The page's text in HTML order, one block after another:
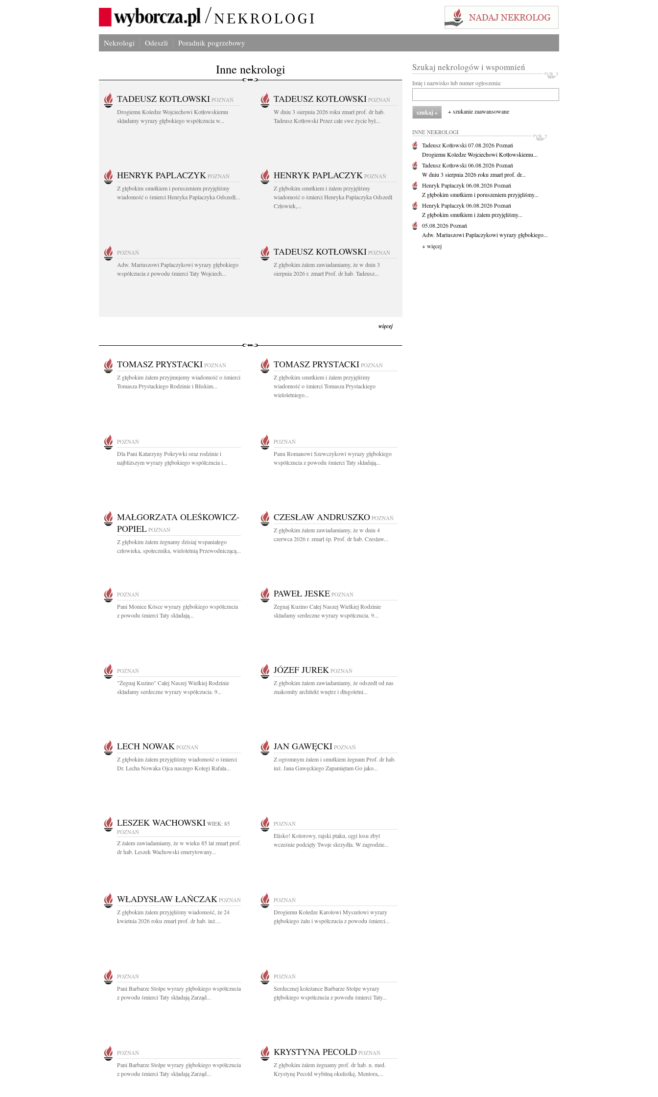
Nekrologi Odeszli Poradnik pogrzebowy
Inne nekrologi
TADEUSZ KOTŁOWSKI POZNAŃ
Drogiemu Koledze Wojciechowi Kotłowskiemu
składamy wyrazy głębokiego współczucia w...
TADEUSZ KOTŁOWSKI POZNAŃ
W dniu 3 sierpnia 2026 roku zmarł prof. dr hab.
Tadeusz Kotłowski Przez całe swe życie był...
HENRYK PAPLACZYK POZNAŃ
Z głębokim smutkiem i poruszeniem przyjęliśmy
wiadomość o śmierci Henryka Paplaczyka Odszedł...
HENRYK PAPLACZYK POZNAŃ
Z głębokim smutkiem i żalem przyjęliśmy
wiadomość o śmierci Henryka Paplaczyka Odszedł
Człowiek,...
POZNAŃ
Adw. Mariuszowi Paplaczykowi wyrazy głębokiego
współczucia z powodu śmierci Taty Wojciech...
TADEUSZ KOTŁOWSKI POZNAŃ
Z głębokim żalem zawiadamiamy, że w dniu 3
sierpnia 2026 r. zmarł Prof. dr hab. Tadeusz...
więcej
TOMASZ PRYSTACKI POZNAŃ
Z głębokim żalem przyjmujemy wiadomość o śmierci
Tomasza Prystackiego Rodzinie i Bliskim...
TOMASZ PRYSTACKI POZNAŃ
Z głębokim smutkiem i żalem przyjęliśmy
wiadomość o śmierci Tomasza Prystackiego
wieloletniego...
POZNAŃ
Dla Pani Katarzyny Pokrywki oraz rodzinie i
najbliższym wyrazy głębokiego współczucia i...
POZNAŃ
Panu Romanowi Szewczykowi wyrazy głębokiego
współczucia z powodu śmierci Taty składają...
MAŁGORZATA OLEŚKOWICZ-
POPIEL POZNAŃ
Z głębokim żalem żegnamy dzisiaj wspaniałego
człowieka, społecznika, wieloletnią Przewodniczącą...
CZESŁAW ANDRUSZKO POZNAŃ
Z głębokim żalem zawiadamiamy, że w dniu 4
czerwca 2026 r. zmarł śp. Prof. dr hab. Czesław...
POZNAŃ
Pani Monice Kósce wyrazy głębokiego współczucia
z powodu śmierci Taty składają...
PAWEŁ JESKE POZNAŃ
Żegnaj Kuzino Całej Naszej Wielkiej Rodzinie
składamy serdeczne wyrazy współczucia. 9...
POZNAŃ
"Żegnaj Kuzino" Całej Naszej Wielkiej Rodzinie
składamy serdeczne wyrazy współczucia. 9...
JÓZEF JUREK POZNAŃ
Z głębokim żalem zawiadamiamy, że odszedł od nas
znakomity architekt wnętrz i długoletni...
LECH NOWAK POZNAŃ
Z głębokim żalem przyjęliśmy wiadomość o śmierci
Dr. Lecha Nowaka Ojca naszego Kolegi Rafała...
JAN GAWĘCKI POZNAŃ
Z ogromnym żalem i smutkiem żegnam Prof. dr hab.
inż. Jana Gawęckiego Zapamiętam Go jako...
LESZEK WACHOWSKI WIEK: 85
POZNAŃ
Z żalem zawiadamiamy, że w wieku 85 lat zmarł prof.
dr hab. Leszek Wachowski emerytowany...
POZNAŃ
Elisko! Kolorowy, rajski ptaku, cęgi losu zbyt
wcześnie podcięły Twoje skrzydła. W zagrodzie...
WŁADYSŁAW ŁAŃCZAK POZNAŃ
Z głębokim żalem przyjęliśmy wiadomość, że 24
kwietnia 2026 roku zmarł prof. dr hab. inż....
POZNAŃ
Drogiemu Koledze Karolowi Myszelowi wyrazy
głębokiego żalu i współczucia z powodu śmierci...
POZNAŃ
Pani Barbarze Stolpe wyrazy głębokiego współczucia
z powodu śmierci Taty składają Zarząd...
POZNAŃ
Serdecznej koleżance Barbarze Stolpe wyrazy
głębokiego współczucia z powodu śmierci Taty...
POZNAŃ
Pani Barbarze Stolpe wyrazy głębokiego współczucia
z powodu śmierci Taty składają Zarząd...
KRYSTYNA PECOLD POZNAŃ
Z głębokim żalem żegnamy prof. dr hab. n. med.
Krystynę Pecold wybitną okulistkę, Mentora,...
Szukaj nekrologów i wspomnień
Imię i nazwisko lub numer ogłoszenia:
+ szukanie zaawansowane
INNE NEKROLOGI
Tadeusz Kotłowski07.08.2026Poznań
Drogiemu Koledze Wojciechowi Kotłowskiemu...
Tadeusz Kotłowski06.08.2026Poznań
W dniu 3 sierpnia 2026 roku zmarł prof. dr...
Henryk Paplaczyk06.08.2026Poznań
Z głębokim smutkiem i poruszeniem przyjęliśmy...
Henryk Paplaczyk06.08.2026Poznań
Z głębokim smutkiem i żalem przyjęliśmy...
05.08.2026Poznań
Adw. Mariuszowi Paplaczykowi wyrazy głębokiego...
+ więcej